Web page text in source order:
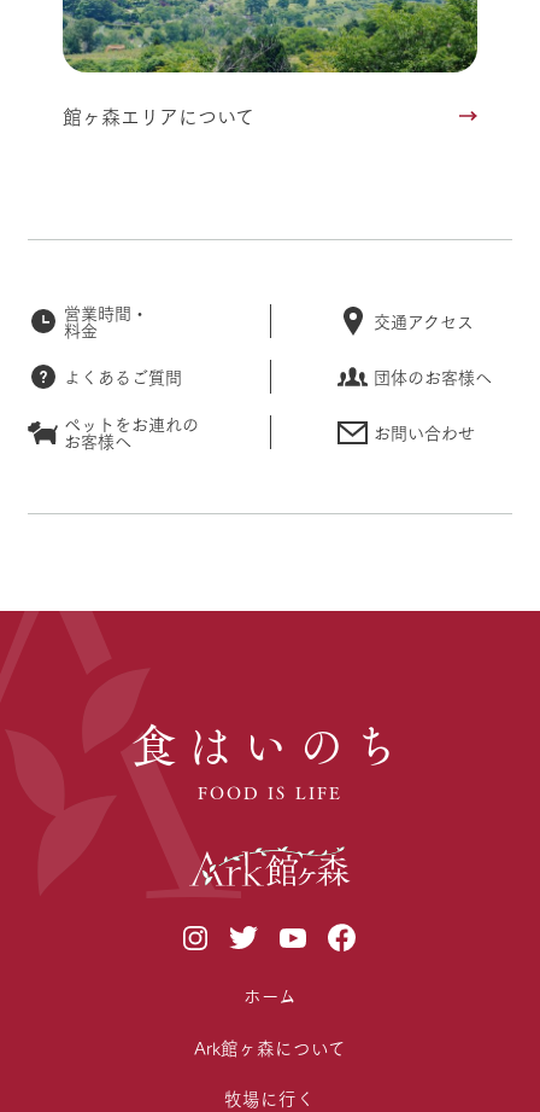
館ヶ森エリアについて
営業時間・
料金 交通アクセス
よくあるご質問
団体のお客様へ
ペットをお連れの
お客様へ お問い合わせ
食はいのち
FOOD IS LIFE
ホーム
Ark館ヶ森について
牧場に行く